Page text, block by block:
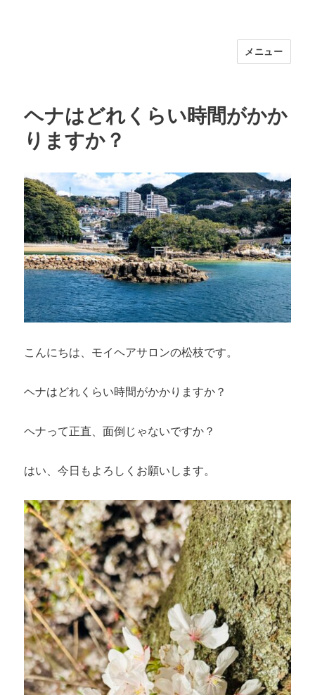
福岡｜天神/今泉/薬院の美容室｜moi
30代からの大人の本気ケアサロン｜オ
フィシャルサイト｜福岡天神エリアで
早朝7時から深夜24時まで営業｜天然
メニュー
ヘナはどれくらい時間がかか
りますか？
こんにちは、モイヘアサロンの松枝です。
ヘナはどれくらい時間がかかりますか？
ヘナって正直、面倒じゃないですか？
はい、今日もよろしくお願いします。